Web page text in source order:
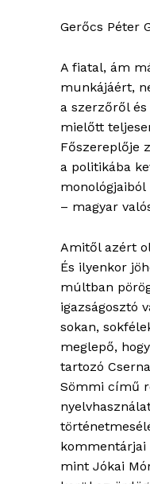
Gerőcs Péter
A fiatal, ám
munkájáért,
a szerzőről
mielőtt
Főszereplője
a politikába
monológjaiból
– magyar
Amitől azért
És ilyenkor
múltban
igazságosztó
sokan,
meglepő,
tartozó
Sömmi című
kommentárjai
mint Jókai